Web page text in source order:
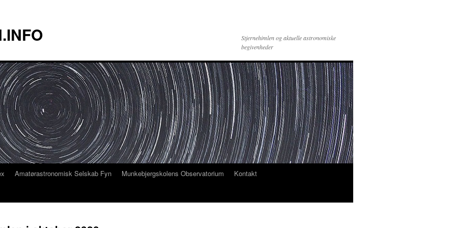
Stjernehimlen og aktuelle astronomiske
begivenheder
Amatørastronomisk Selskab Fyn Munkebjergskolens Observatorium
Kontakt